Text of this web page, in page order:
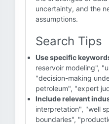
uncertainty, and the
assumptions.
Search Tips
Use specific
reservoir modeling",
"decision-making
petroleum", "expert
Include relevant
interpretation", "well
boundaries",